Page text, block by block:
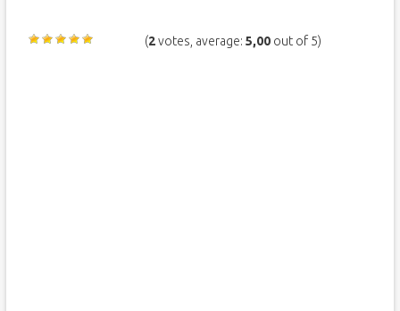
(2votes, average:5,00 out of 5)